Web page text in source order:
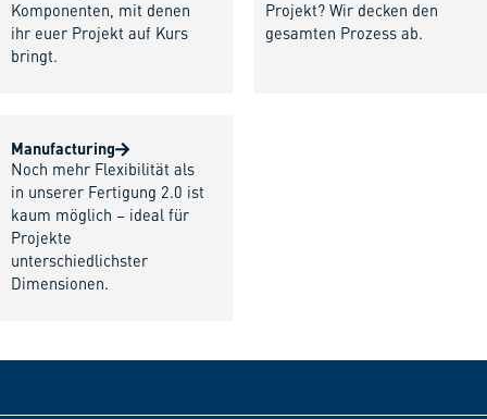
Komponenten, mit denen
ihr euer Projekt auf Kurs
bringt.
Projekt? Wir decken den
gesamten Prozess ab.
Manufacturing
Noch mehr Flexibilität als
in unserer Fertigung 2.0 ist
kaum möglich – ideal für
Projekte
unterschiedlichster
Dimensionen.